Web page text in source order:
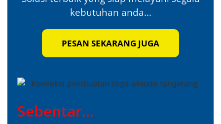
kebutuhan anda...
PESAN SEKARANG JUGA
Sebentar...